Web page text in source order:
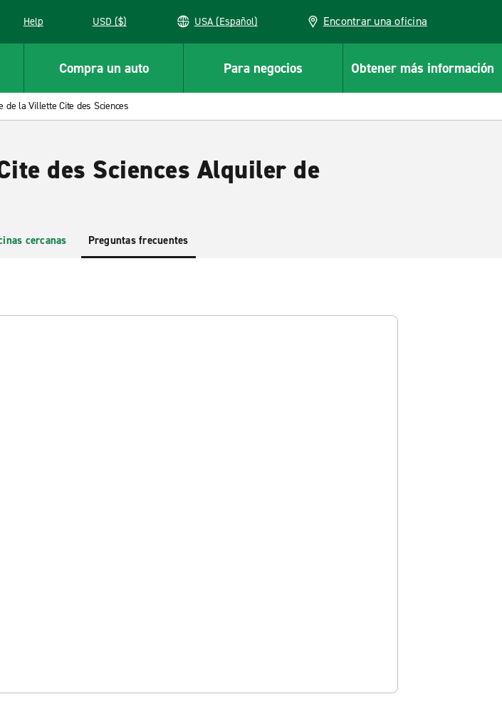
Help USD ($) USA (Español) Encontrar una oficina
Compra un auto Para negocios Obtener más información
de la Villette Cite des Sciences
des Sciences Alquiler de
cercanas Preguntas frecuentes